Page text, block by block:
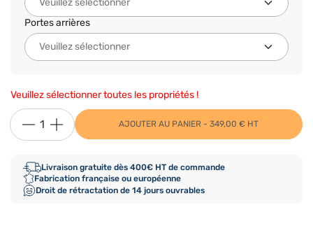
Portes arrières
Veuillez sélectionner toutes les propriétés !
AJOUTER AU PANIER - 349,00 € HT
Livraison gratuite dès 400€ HT de commande
Fabrication française ou européenne
Droit de rétractation de 14 jours ouvrables